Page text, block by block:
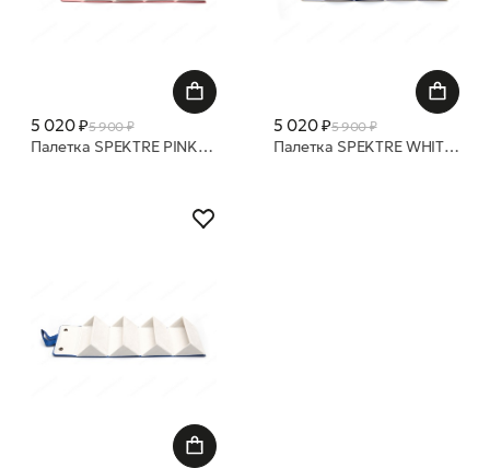
5 020 ₽5 900 ₽
Палетка SPEKTRE PINK BOX
5 020 ₽5 900 ₽
Палетка SPEKTRE WHITE BOX